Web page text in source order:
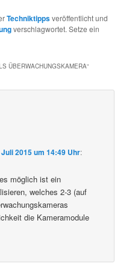
Techniktippsveröffentlicht und
verschlagwortet. Setze ein
ÜBERWACHUNGSKAMERA“
Juli 2015 um 14:49 Uhr:
möglich ist ein
welches 2-3 (auf
die Kameramodule